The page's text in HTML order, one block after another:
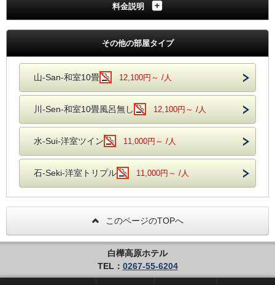
料金説明
その他の部屋タイプ
山-San-和室10畳 12,100円～ /人
川-Sen-和室10畳風呂無し 12,100円～ /人
水-Sui-洋室ツイン 11,000円～ /人
石-Seki-洋室トリプル 11,000円～ /人
このページのTOPへ
白樺高原ホテル
TEL： 0267-55-6204